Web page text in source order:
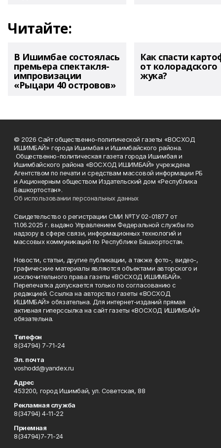
Читайте:
В Ишимбае состоялась
премьера спектакля-
импровизации
«Рыцари 40 островов»
Как спасти
от колорадского
жука?
© 2026 Сайт общественно-политической газеты «ВОСХОД
ИШИМБАЙ» города Ишимбая и Ишимбайского района.
Общественно-политическая газета города Ишимбая и
Ишимбайского района «ВОСХОД ИШИМБАЙ» учреждена
Агентством по печати и средствам массовой информации РБ
и Акционерным обществом Издательский дом «Республика
Башкортостан».
Об использовании персональных данных
Свидетельство о регистрации СМИ №ТУ 02-01877 от
11.06.2025 г. выдано Управлением Федеральной службы по
надзору в сфере связи, информационных технологий и
массовых коммуникаций по Республике Башкортостан.
Новости, статьи, другие публикации, а также фото-, видео-,
графические материалы являются объектами авторского и
исключительного права газеты «ВОСХОД ИШИМБАЙ».
Перепечатка допускается только по согласованию с
редакцией. Ссылка на авторство газеты «ВОСХОД
ИШИМБАЙ» обязательна. Для интернет-изданий прямая
активная гиперссылка на сайт газеты «ВОСХОД ИШИМБАЙ»
обязательна.
Телефон
8(34794) 7-71-24
Эл. почта
voshodd@yandex.ru
Адрес
453200, город Ишимбай, ул. Советская, 88
Рекламная служба
8(34794) 4-11-22
Приемная
8(34794)7-71-24